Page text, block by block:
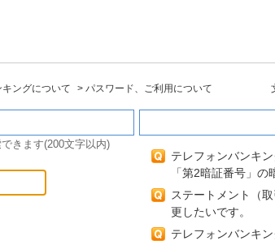
ングについて > パスワード、ご利用について
きます(200文字以内)
テレフォンバンキ
「第2暗証番号」の
ステートメント（
更したいです。
テレフォンバンキ